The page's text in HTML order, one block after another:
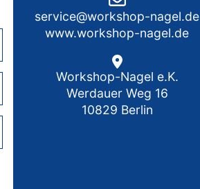
service@workshop-nagel.de
www.workshop-nagel.de
Workshop-Nagel e.K.
Werdauer Weg 16
10829 Berlin